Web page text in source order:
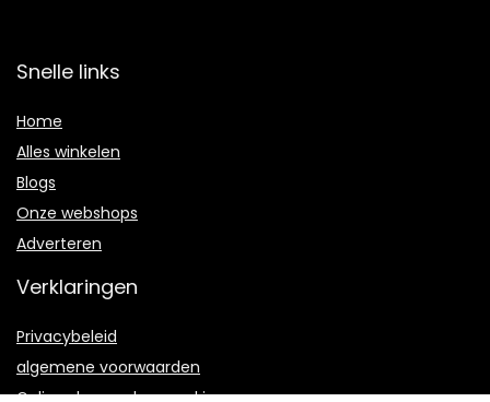
Snelle links
Home
Alles winkelen
Blogs
Onze webshops
Adverteren
Verklaringen
Privacybeleid
algemene voorwaarden